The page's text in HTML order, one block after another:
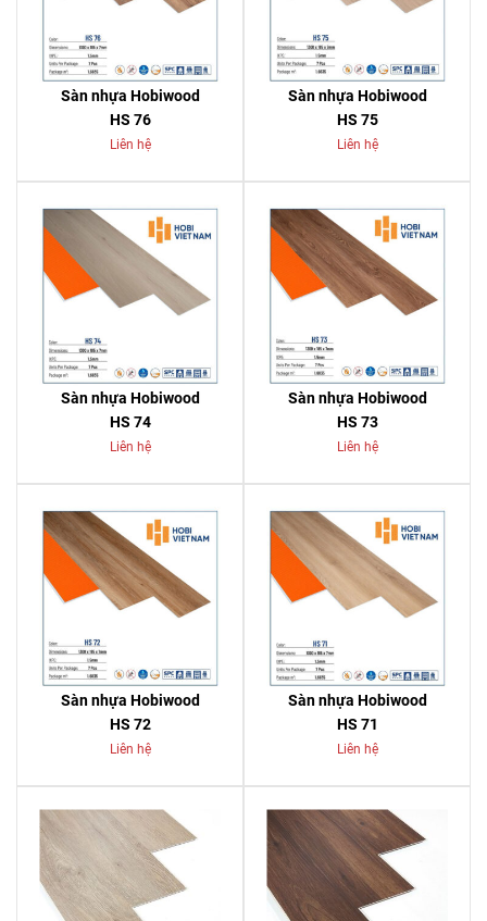
Sàn nhựa Hobiwood
HS 76
Liên hệ
Sàn nhựa Hobiwood
HS 75
Liên hệ
Sàn nhựa Hobiwood
HS 74
Liên hệ
Sàn nhựa Hobiwood
HS 73
Liên hệ
Sàn nhựa Hobiwood
HS 72
Liên hệ
Sàn nhựa Hobiwood
HS 71
Liên hệ